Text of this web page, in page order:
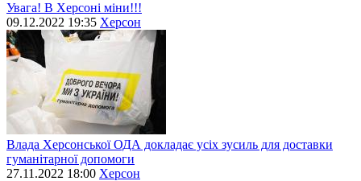
Увага! В Херсоні міни!!!
09.12.2022 19:35 Херсон
Влада Херсонської ОДА докладає усіх зусиль для доставки
гуманітарної допомоги
27.11.2022 18:00 Херсон